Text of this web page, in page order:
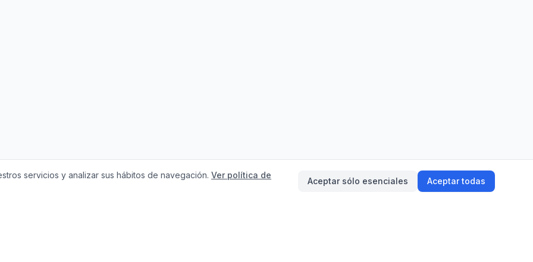
servicios y analizar sus hábitos de navegación. Ver política de
Aceptar sólo esenciales Aceptar todas